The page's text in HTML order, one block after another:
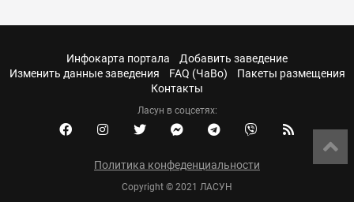
Инфокарта портала
Добавить заведение
Изменить данные заведения
FAQ (ЧаВо)
Пакеты размещения
Контакты
Ласун в соцсетях:
Политика конфеденциальности
Copyright © 2021 ЛАСУН